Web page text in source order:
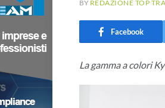
BY REDAZIONE TOP
Facebook
La gamma a colori